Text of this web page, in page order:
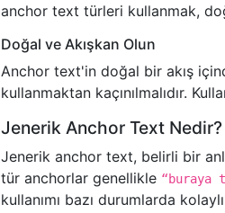
anchor text türleri kullanmak,
Doğal ve Akışkan Olun
Anchor text'in doğal bir akış
kullanmaktan kaçınılmalıdır.
Jenerik Anchor Text Nedir?
Jenerik anchor text, belirli bir
tür anchorlar genellikle “buraya
kullanımı bazı durumlarda